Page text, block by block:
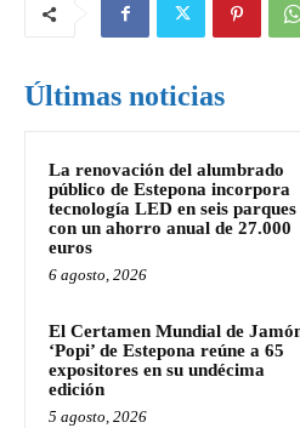
Últimas noticias
La renovación del alumbrado
público de Estepona incorpora
tecnología LED en seis parques
con un ahorro anual de 27.000
euros
6 agosto, 2026
El Certamen Mundial de
‘Popi’ de Estepona reúne a 65
expositores en su undécima
edición
5 agosto, 2026